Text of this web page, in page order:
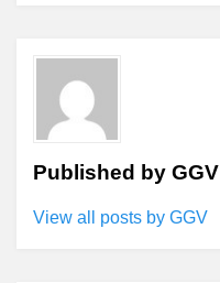
Published by GGV
View all posts by GGV